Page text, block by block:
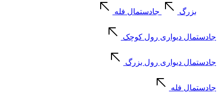
بزرگ جادستمال فله
جادستمال دیواری رول کوچک
جادستمال دیواری رول بزرگ
جادستمال فله